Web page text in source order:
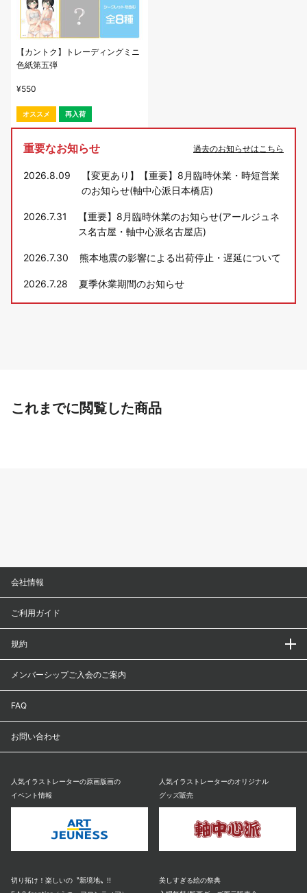
【カントク】トレーディングミニ
色紙第五弾
¥550
オススメ 再入荷
重要なお知らせ 過去のお知らせはこちら
2026.8.09
【変更あり】【重要】8月臨時休業・時短営業
のお知らせ(軸中心派日本橋店)
2026.7.31
【重要】8月臨時休業のお知らせ(アールジュネ
ス名古屋・軸中心派名古屋店)
2026.7.30 熊本地震の影響による出荷停止・遅延について
2026.7.28 夏季休業期間のお知らせ
これまでに閲覧した商品
人気イラストレーターの原画版画の
イベント情報
人気イラストレーターのオリジナル
グッズ販売
切り拓け！楽しいの〝新境地〟!!
美しすぎる絵の祭典
会社情報
ご利用ガイド
規約
メンバーシップご入会のご案内
FAQ
お問い合わせ